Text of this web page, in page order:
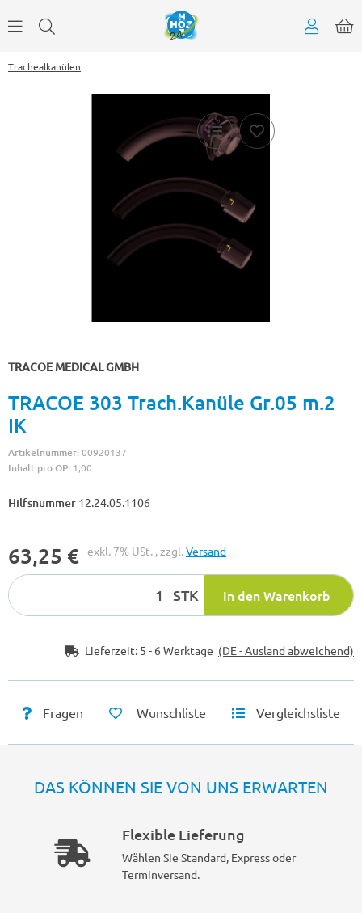
Trachealkanülen
TRACOE MEDICAL GMBH
TRACOE 303 Trach.Kanüle Gr.05 m.2
IK
Artikelnummer:00920137
Inhalt pro OP: 1,00
Hilfsnummer 12.24.05.1106
63,25 € exkl. 7% USt. , zzgl.Versand
STK In den Warenkorb
Lieferzeit: 5 - 6 Werktage (DE - Ausland abweichend)
Fragen Wunschliste Vergleichsliste
DAS KÖNNEN SIE VON UNS ERWARTEN
Flexible Lieferung
Wählen Sie Standard, Express oder
Terminversand.